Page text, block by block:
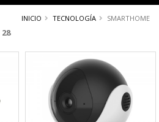
INICIO TECNOLOGÍA SMARTHOME
28